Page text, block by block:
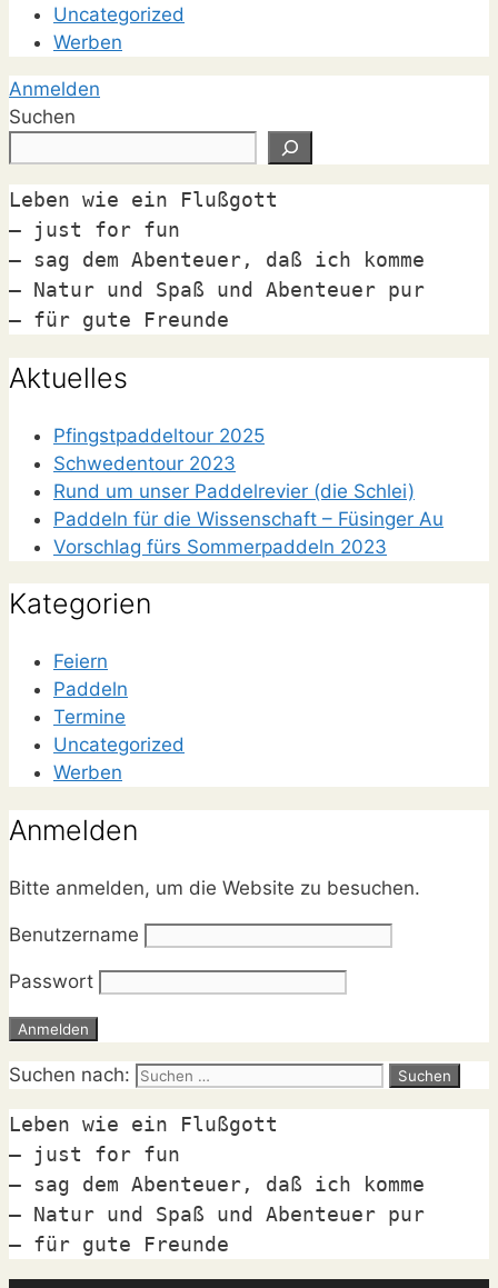
Uncategorized
Werben
Anmelden
Suchen
Leben wie ein Flußgott
– just for fun
– sag dem Abenteuer, daß ich komme
– Natur und Spaß und Abenteuer pur
– für gute Freunde
Aktuelles
Pfingstpaddeltour 2025
Schwedentour 2023
Rund um unser Paddelrevier (die Schlei)
Paddeln für die Wissenschaft – Füsinger Au
Vorschlag fürs Sommerpaddeln 2023
Kategorien
Feiern
Paddeln
Termine
Uncategorized
Werben
Anmelden
Bitte anmelden, um die Website zu besuchen.
Benutzername
Passwort
Suchen nach:
Leben wie ein Flußgott
– just for fun
– sag dem Abenteuer, daß ich komme
– Natur und Spaß und Abenteuer pur
– für gute Freunde